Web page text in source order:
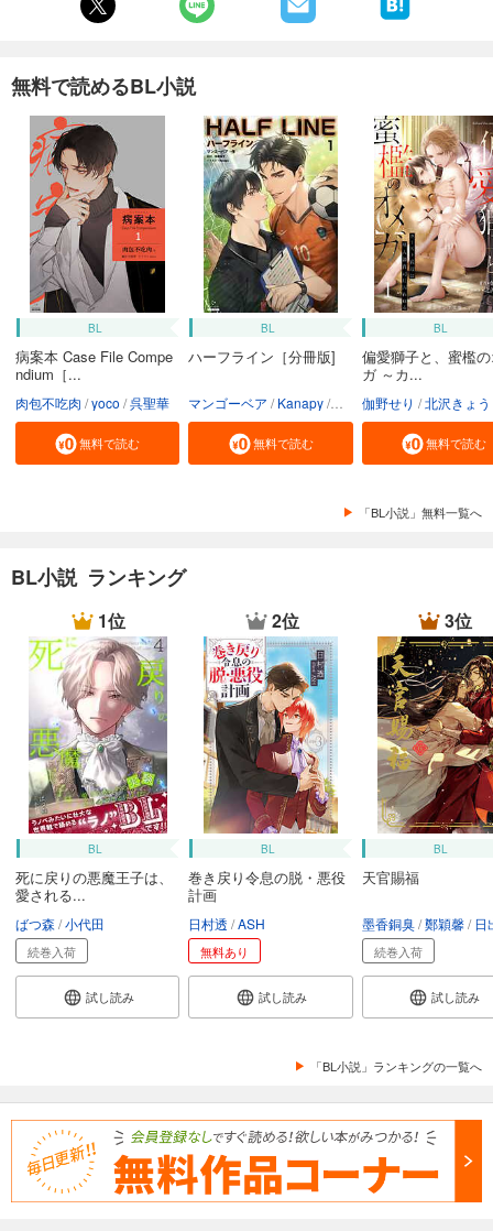
無料で読めるBL小説
BL
病案本 Case File Compe
ndium［...
肉包不吃肉 yoco 呉聖華
無料で読む
BL
ハーフライン［分冊版]
マンゴーベア Kanapy 加藤智子
無料で読む
BL
偏愛獅子と、蜜檻
ガ ～カ...
伽野せり 北沢きょう
無料で読む
「BL小説」無料一覧へ
BL小説 ランキング
1位
BL
死に戻りの悪魔王子は、
愛される...
ばつ森 小代田
続巻入荷
試し読み
2位
BL
巻き戻り令息の脱・悪役
計画
日村透 ASH
無料あり
試し読み
3位
BL
天官賜福
墨香銅臭 鄭穎馨 日出的
続巻入荷
試し読み
「BL小説」ランキングの一覧へ